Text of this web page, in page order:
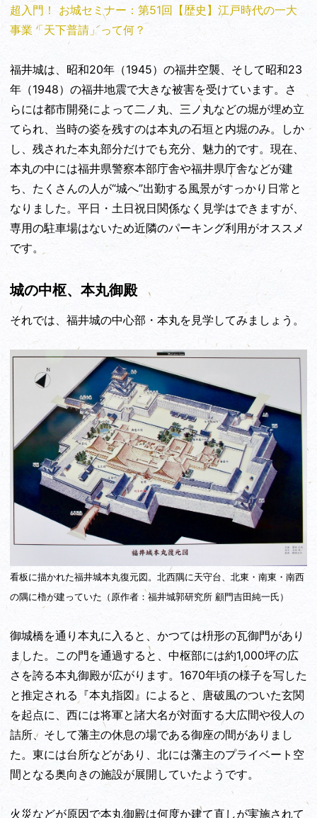
超入門！ お城セミナー：第51回【歴史】江戸時代の一大
事業「天下普請」って何？
福井城は、昭和20年（1945）の福井空襲、そして昭和23
年（1948）の福井地震で大きな被害を受けています。さ
らには都市開発によって二ノ丸、三ノ丸などの堀が埋め立
てられ、当時の姿を残すのは本丸の石垣と内堀のみ。しか
し、残された本丸部分だけでも充分、魅力的です。現在、
本丸の中には福井県警察本部庁舎や福井県庁舎などが建
ち、たくさんの人が“城へ”出勤する風景がすっかり日常と
なりました。平日・土日祝日関係なく見学はできますが、
専用の駐車場はないため近隣のパーキング利用がオススメ
です。
城の中枢、本丸御殿
それでは、福井城の中心部・本丸を見学してみましょう。
看板に描かれた福井城本丸復元図。北西隅に天守台、北東・南東・南西
の隅に櫓が建っていた（原作者：福井城郭研究所 顧門吉田純一氏）
御城橋を通り本丸に入ると、かつては枡形の瓦御門があり
ました。この門を通過すると、中枢部には約1,000坪の広
さを誇る本丸御殿が広がります。1670年頃の様子を写した
と推定される『本丸指図』によると、唐破風のついた玄関
を起点に、西には将軍と諸大名が対面する大広間や役人の
詰所、そして藩主の休息の場である御座の間がありまし
た。東には台所などがあり、北には藩主のプライベート空
間となる奥向きの施設が展開していたようです。
火災などが原因で本丸御殿は何度か建て直しが実施されて